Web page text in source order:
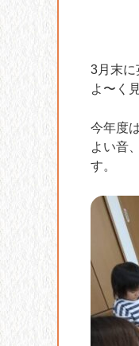
3月末に
よ〜く
今年度
よい音
す。